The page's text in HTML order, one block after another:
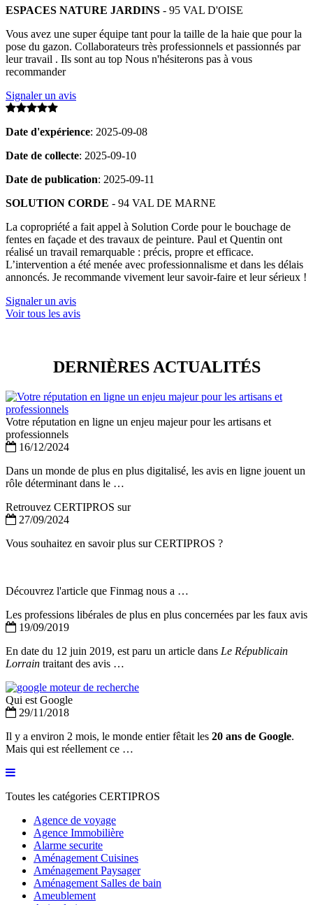
ESPACES NATURE JARDINS - 95 VAL D'OISE
Vous avez une super équipe tant pour la taille de la haie que pour la
pose du gazon. Collaborateurs très professionnels et passionnés par
leur travail . Ils sont au top Nous n'hésiterons pas à vous
recommander
Signaler un avis
Date d'expérience: 2025-09-08
Date de collecte: 2025-09-10
Date de publication: 2025-09-11
SOLUTION CORDE - 94 VAL DE MARNE
La copropriété a fait appel à Solution Corde pour le bouchage de
fentes en façade et des travaux de peinture. Paul et Quentin ont
réalisé un travail remarquable : précis, propre et efficace.
L’intervention a été menée avec professionnalisme et dans les délais
annoncés. Je recommande vivement leur savoir-faire et leur sérieux !
Signaler un avis
Voir tous les avis
DERNIÈRESACTUALITÉS
Votre réputation en ligne un enjeu majeur pour les artisans et
professionnels
16/12/2024
Dans un monde de plus en plus digitalisé, les avis en ligne jouent un
rôle déterminant dans le …
Retrouvez CERTIPROS sur
27/09/2024
Vous souhaitez en savoir plus sur CERTIPROS ?
Découvrez l'article que Finmag nous a …
Les professions libérales de plus en plus concernées par les faux avis
19/09/2019
En date du 12 juin 2019, est paru un article dans Le Républicain
Lorrain traitant des avis …
Qui est Google
29/11/2018
Il y a environ 2 mois, le monde entier fêtait les 20 ans de Google.
Mais qui est réellement ce …
Toutes les catégories CERTIPROS
Agence de voyage
Agence Immobilière
Alarme securite
Aménagement Cuisines
Aménagement Paysager
Aménagement Salles de bain
Ameublement